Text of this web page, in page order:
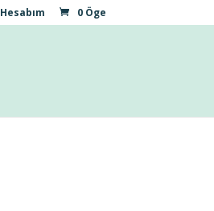
Hesabım 0 Öge